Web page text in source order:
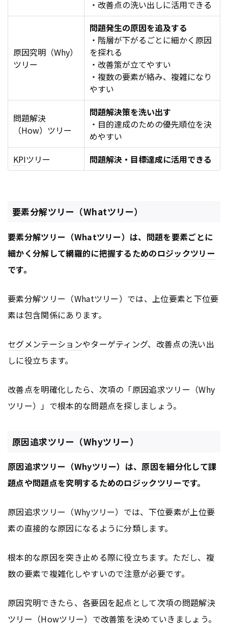
・改善点の洗い出しに活用できる
原因究明（Why）
ツリー
問題発生の原因を追及する
・階層が下がるごとに細かく原因
を探れる
・改善策が立てやすい
・複数の要素が絡み、複雑になり
やすい
問題解決
（How）ツリー
問題解決策を洗い出す
・目的達成のための優先順位を決
めやすい
KPIツリー 問題解決・目標達成に活用できる
要素分解ツリー（Whatツリー）
要素分解ツリー（Whatツリー）は、問題を要素ごとに
細かく分解して網羅的に把握するためのロジックツリー
です。
要素分解ツリー（Whatツリー）では、上位要素と下位要
素は包含関係にあります。
セグメンテーションやターゲティング、改善点の洗い出
しに役立ちます。
改善点を明確化したら、次項の「原因追求ツリー（Why
ツリー）」で根本的な問題点を探しましょう。
原因追求ツリー（Whyツリー）
原因追求ツリー（Whyツリー）は、原因を細分化して課
題点や問題点を究明するためのロジックツリーです。
原因追求ツリー（Whyツリー）では、下位要素が上位要
素の直接的な原因になるように分類します。
根本的な原因を突き止める際に役立ちます。ただし、複
数の要素で複雑化しやすいので注意が必要です。
原因究明できたら、各要因を起点として次項の問題解決
ツリー（Howツリー）で改善策を決めていきましょう。